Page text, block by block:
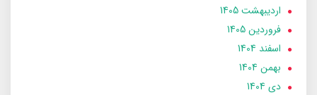
ارديبهشت 1405
فروردین 1405
اسفند 1404
بهمن 1404
دی 1404